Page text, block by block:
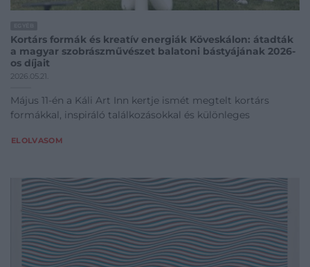
Kortárs formák és kreatív energiák Köveskálon: átadták
a magyar szobrászművészet balatoni bástyájának 2026-
os díjait
2026.05.21.
Május 11-én a Káli Art Inn kertje ismét megtelt kortárs
formákkal, inspiráló találkozásokkal és különleges
ELOLVASOM